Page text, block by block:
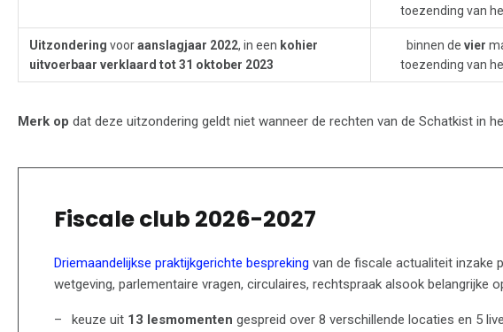
toezending van
Uitzondering vooraanslagjaar 2022, in een kohier
uitvoerbaar verklaard tot 31 oktober 2023
binnen de vier
toezending van
Merk op dat deze uitzondering geldt niet wanneer de rechten van de Schatkist in
Fiscale club 2026-2027
Driemaandelijkse praktijkgerichte bespreking van de fiscale actualiteit inzake
wetgeving, parlementaire vragen, circulaires, rechtspraak alsook belangrijke
keuze uit 13 lesmomenten gespreid over 8 verschillende locaties en 5